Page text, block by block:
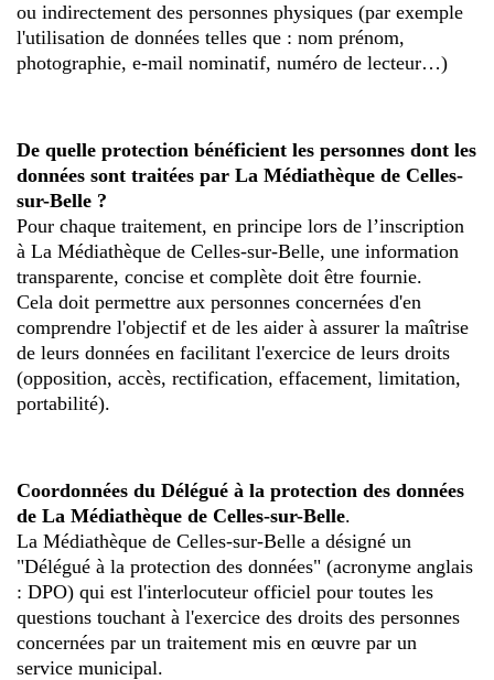
ou indirectement des personnes physiques (par exemple
l'utilisation de données telles que : nom prénom,
photographie, e-mail nominatif, numéro de lecteur…)
De quelle protection bénéficient les personnes dont les
données sont traitées par La Médiathèque de Celles-
sur-Belle ?
Pour chaque traitement, en principe lors de l’inscription
à La Médiathèque de Celles-sur-Belle, une information
transparente, concise et complète doit être fournie.
Cela doit permettre aux personnes concernées d'en
comprendre l'objectif et de les aider à assurer la maîtrise
de leurs données en facilitant l'exercice de leurs droits
(opposition, accès, rectification, effacement, limitation,
portabilité).
Coordonnées du Délégué à la protection des données
de La Médiathèque de Celles-sur-Belle.
La Médiathèque de Celles-sur-Belle a désigné un
"Délégué à la protection des données" (acronyme anglais
: DPO) qui est l'interlocuteur officiel pour toutes les
questions touchant à l'exercice des droits des personnes
concernées par un traitement mis en œuvre par un
service municipal.